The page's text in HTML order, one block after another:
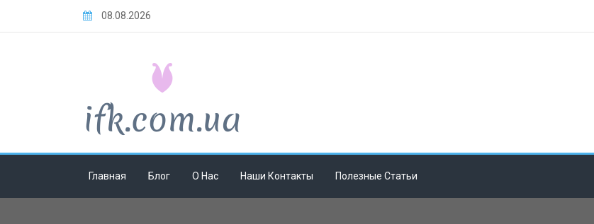
08.08.2026
Главная Блог О Нас Наши Контакты Полезные Статьи